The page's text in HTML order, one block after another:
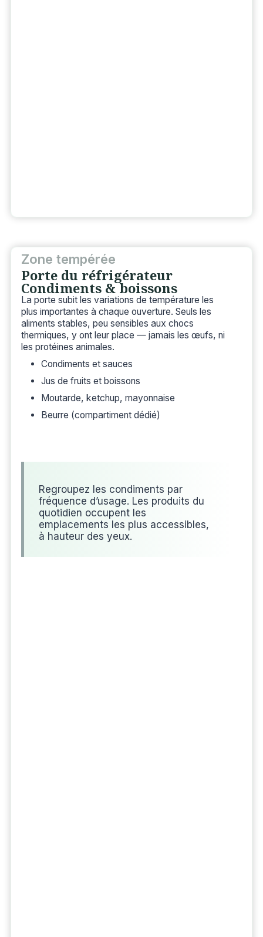
Zone tempérée
Porte du réfrigérateur
Condiments & boissons
La porte subit les variations de température les
plus importantes à chaque ouverture. Seuls les
aliments stables, peu sensibles aux chocs
thermiques, y ont leur place — jamais les œufs, ni
les protéines animales.
Condiments et sauces
Jus de fruits et boissons
Moutarde, ketchup, mayonnaise
Beurre (compartiment dédié)
Regroupez les condiments par
fréquence d’usage. Les produits du
quotidien occupent les
emplacements les plus accessibles,
à hauteur des yeux.